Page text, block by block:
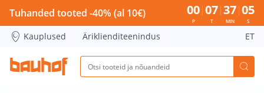
Lülitid ja pistikupesad - Bauhof has loaded
Tuhanded tooted -40% (al 10€) 00
P
07
T
37
MIN
04
S
Kauplused Äriklienditeenindus ET